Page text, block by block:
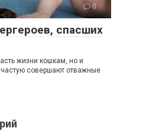
0
спасших
жизни кошкам, но и
совершают отважные